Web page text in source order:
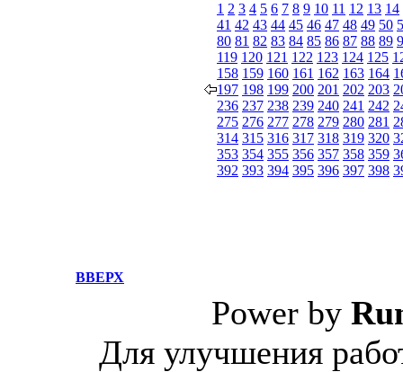
1 2 3 4 5 6 7 8 9 10 11 12 13 14
41 42 43 44 45 46 47 48 49 50
80 81 82 83 84 85 86 87 88 89
119 120 121 122 123 124 125
158 159 160 161 162 163 164
197 198 199 200 201 202 203
236 237 238 239 240 241 242
275 276 277 278 279 280 281
314 315 316 317 318 319 320
353 354 355 356 357 358 359
392 393 394 395 396 397 398
ВВЕРХ
Power by
Для улучшения